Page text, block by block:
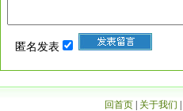
匿名发表
回首页 关于我们